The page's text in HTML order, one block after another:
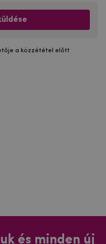
a közzététel előtt
és minden új